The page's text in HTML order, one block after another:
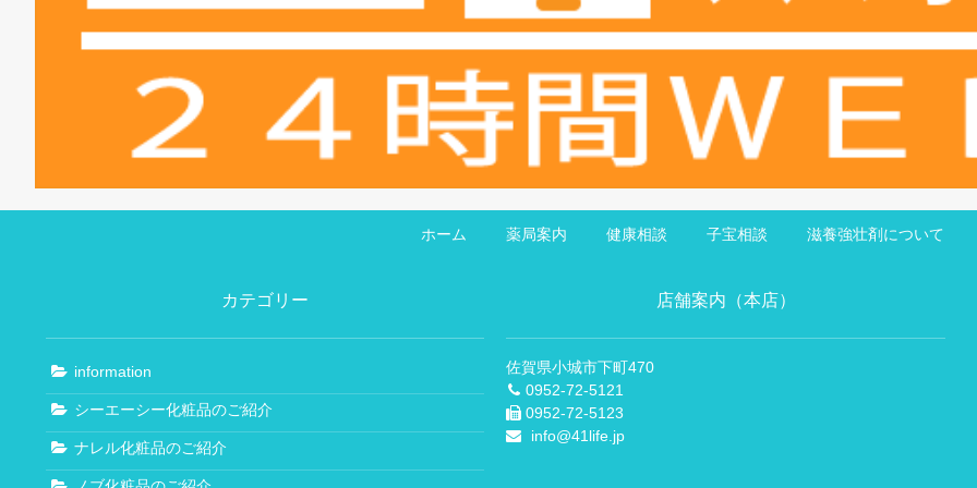
ホーム 薬局案内 健康相談 子宝相談 滋養強壮剤について
カテゴリー
information
シーエーシー化粧品のご紹介
ナレル化粧品のご紹介
店舗案内（本店）
佐賀県小城市下町470
0952-72-5121
0952-72-5123
info@41life.jp